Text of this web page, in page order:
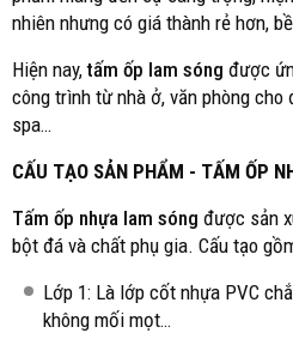
nhiên nhưng có giá thành rẻ hơn,
Hiện nay,tấm ốp lam sóng được
công trình từ nhà ở, văn phòng cho
spa…
CẤU TẠO SẢN PHẨM - TẤM ỐP
Tấm ốp nhựa lam sóng được sản
bột đá và chất phụ gia. Cấu tạo
Lớp 1: Là lớp cốt nhựa PVC
không mối mọt…